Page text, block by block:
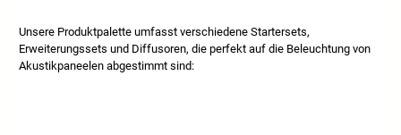
Unsere Produktpalette umfasst verschiedene Startersets,
Erweiterungssets und Diffusoren, die perfekt auf die Beleuchtung von
Akustikpaneelen abgestimmt sind: